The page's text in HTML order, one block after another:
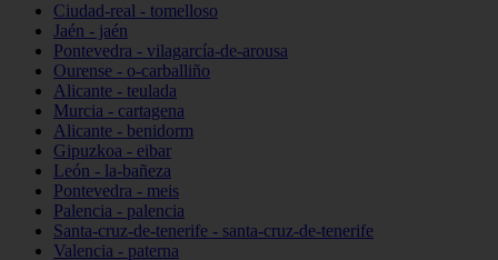
Ciudad-real - tomelloso
Jaén - jaén
Pontevedra - vilagarcía-de-arousa
Ourense - o-carballiño
Alicante - teulada
Murcia - cartagena
Alicante - benidorm
Gipuzkoa - eibar
León - la-bañeza
Pontevedra - meis
Palencia - palencia
Santa-cruz-de-tenerife - santa-cruz-de-tenerife
Valencia - paterna